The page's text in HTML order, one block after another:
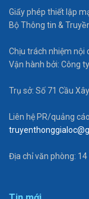
Giấy phép thiết lập
Bộ Thông tin &
Chịu trách nhiệm nội
Vận hành bởi: Công
Trụ sở: Số 71 Cầu
Liên hệ PR/quảng
Địa chỉ văn phòng: 14